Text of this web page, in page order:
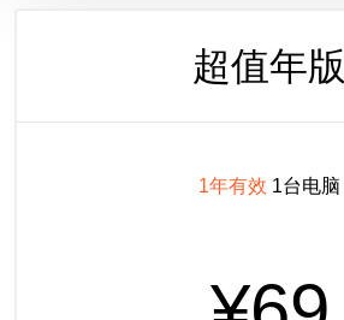
超值年版
1年有效 1台电脑